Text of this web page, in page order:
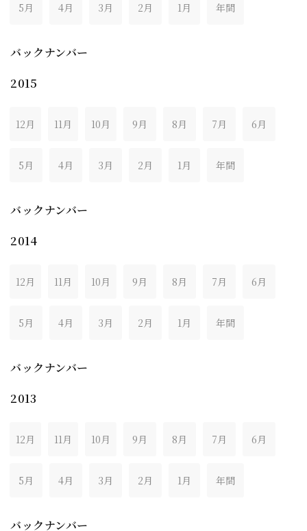
5月 4月 3月 2月 1月 年間
バックナンバー
2015
12月 11月 10月 9月 8月 7月 6月
5月 4月 3月 2月 1月 年間
バックナンバー
2014
12月 11月 10月 9月 8月 7月 6月
5月 4月 3月 2月 1月 年間
バックナンバー
2013
12月 11月 10月 9月 8月 7月 6月
5月 4月 3月 2月 1月 年間
バックナンバー